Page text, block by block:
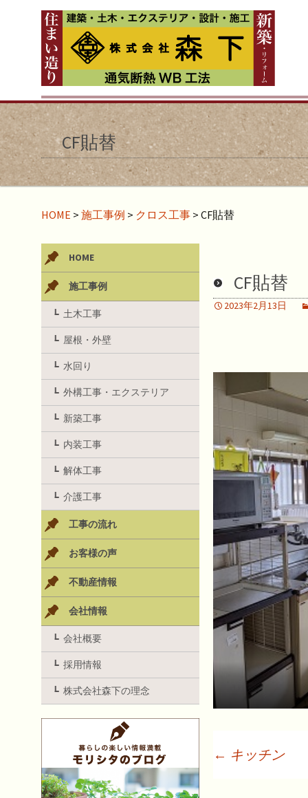
CF貼替
HOME > 施工事例 > クロス工事 > CF貼替
CF貼替
2023年2月13日
← キッチン
HOME
施工事例
土木工事
屋根・外壁
水回り
外構工事・エクステリア
新築工事
内装工事
解体工事
介護工事
工事の流れ
お客様の声
不動産情報
会社情報
会社概要
採用情報
株式会社森下の理念